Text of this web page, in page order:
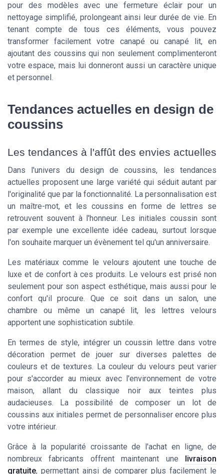
pour des modèles avec une fermeture éclair pour un
nettoyage simplifié, prolongeant ainsi leur durée de vie. En
tenant compte de tous ces éléments, vous pouvez
transformer facilement votre canapé ou canapé lit, en
ajoutant des coussins qui non seulement complimenteront
votre espace, mais lui donneront aussi un caractère unique
et personnel.
Tendances actuelles en design de
coussins
Les tendances à l'affût des envies actuelles
Dans l'univers du design de coussins, les tendances
actuelles proposent une large variété qui séduit autant par
l'originalité que par la fonctionnalité. La personnalisation est
un maître-mot, et les coussins en forme de lettres se
retrouvent souvent à l'honneur. Les initiales coussin sont
par exemple une excellente idée cadeau, surtout lorsque
l'on souhaite marquer un évènement tel qu'un anniversaire.
Les matériaux comme le velours ajoutent une touche de
luxe et de confort à ces produits. Le velours est prisé non
seulement pour son aspect esthétique, mais aussi pour le
confort qu'il procure. Que ce soit dans un salon, une
chambre ou même un canapé lit, les lettres velours
apportent une sophistication subtile.
En termes de style, intégrer un coussin lettre dans votre
décoration permet de jouer sur diverses palettes de
couleurs et de textures. La couleur du velours peut varier
pour s'accorder au mieux avec l'environnement de votre
maison, allant du classique noir aux teintes plus
audacieuses. La possibilité de composer un lot de
coussins aux initiales permet de personnaliser encore plus
votre intérieur.
Grâce à la popularité croissante de l'achat en ligne, de
nombreux fabricants offrent maintenant une livraison
gratuite, permettant ainsi de comparer plus facilement le